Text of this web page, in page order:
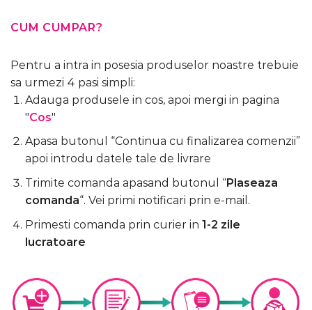
CUM CUMPAR?
Pentru a intra in posesia produselor noastre trebuie
sa urmezi 4 pasi simpli:
Adauga produsele in cos, apoi mergi in pagina
"Cos"
Apasa butonul “Continua cu finalizarea comenzii”
apoi introdu datele tale de livrare
Trimite comanda apasand butonul “Plaseaza
comanda“. Vei primi notificari prin e-mail.
Primesti comanda prin curier in 1-2 zile
lucratoare